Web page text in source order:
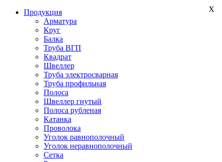
Продукция
Арматура
Круг
Балка
Труба ВГП
Квадрат
Швеллер
Труба электросварная
Труба профильная
Полоса
Швеллер гнутый
Полоса рубленая
Катанка
Проволока
Уголок равнополочный
Уголок неравнополочный
Сетка
X